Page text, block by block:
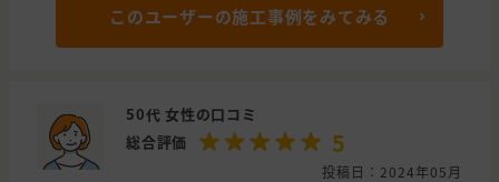
このユーザーの施工事例をみてみる
50代 女性の口コミ
総合評価
5
投稿日：2024年05月